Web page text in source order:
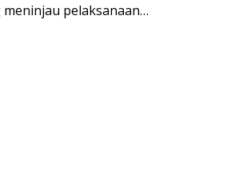
meninjau pelaksanaan…